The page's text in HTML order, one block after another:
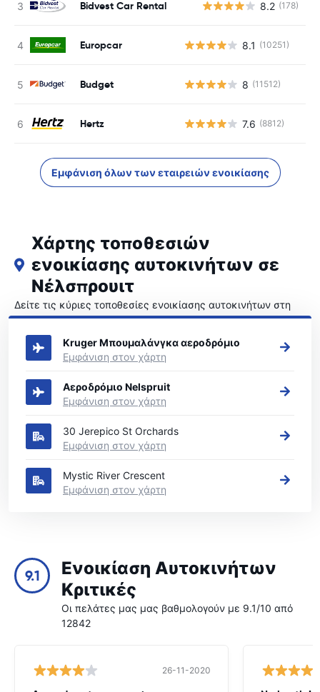
Bidvest Car Rental 8.2 (178)
Europcar 8.1 (10251)
Budget 8 (11512)
Hertz 7.6 (8812)
Εμφάνιση όλων των εταιρειών ενοικίασης
Χάρτης τοποθεσιών
ενοικίασης αυτοκινήτων σε
Νέλσπρουιτ
Δείτε τις κύριες τοποθεσίες ενοικίασης αυτοκινήτων στη
Νέλσπρουιτ
Kruger Μπουμαλάνγκα αεροδρόμιο
Εμφάνιση στον χάρτη
Αεροδρόμιο Nelspruit
Εμφάνιση στον χάρτη
30 Jerepico St Orchards
Εμφάνιση στον χάρτη
Mystic River Crescent
Εμφάνιση στον χάρτη
9.1
Ενοικίαση Αυτοκινήτων
Κριτικές
Οι πελάτες μας μας βαθμολογούν με 9.1/10 από
12842
26-11-2020